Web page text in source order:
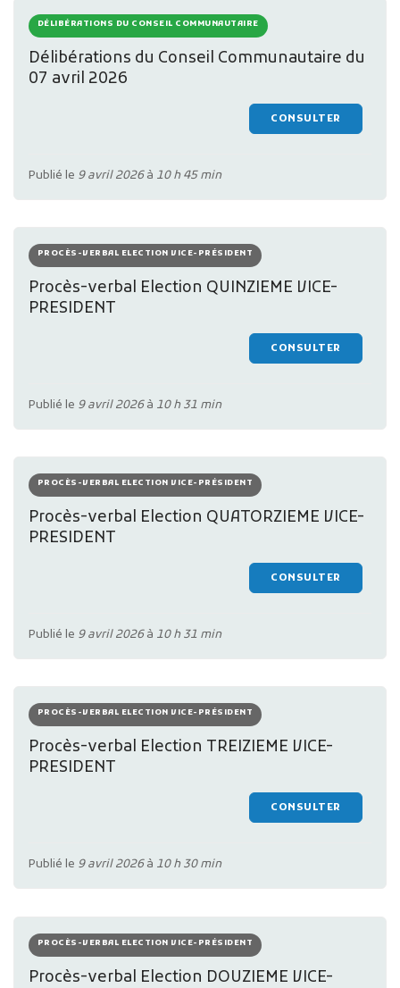
DÉLIBÉRATIONS DU CONSEIL COMMUNAUTAIRE
Délibérations du Conseil Communautaire du
07 avril 2026
CONSULTER
Publié le 9 avril 2026à 10 h 45 min
PROCÈS-VERBAL ELECTION VICE-PRÉSIDENT
Procès-verbal Election QUINZIEME VICE-
PRESIDENT
CONSULTER
Publié le 9 avril 2026à 10 h 31 min
PROCÈS-VERBAL ELECTION VICE-PRÉSIDENT
Procès-verbal Election QUATORZIEME VICE-
PRESIDENT
CONSULTER
Publié le 9 avril 2026à 10 h 31 min
PROCÈS-VERBAL ELECTION VICE-PRÉSIDENT
Procès-verbal Election TREIZIEME VICE-
PRESIDENT
CONSULTER
Publié le 9 avril 2026à 10 h 30 min
PROCÈS-VERBAL ELECTION VICE-PRÉSIDENT
Procès-verbal Election DOUZIEME VICE-